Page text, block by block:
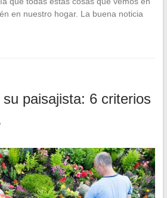
en nuestro hogar. La buena noticia
paisajista: 6 criterios